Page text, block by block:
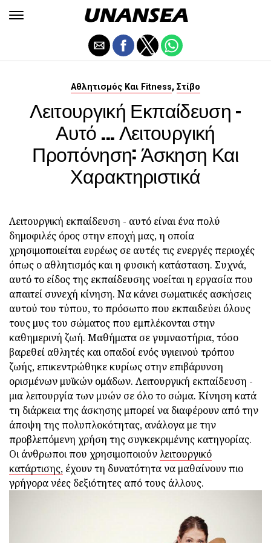
Αθλητισμός Και Fitness, Στίβο
Λειτουργική Εκπαίδευση -
Αυτό ... Λειτουργική
Προπόνηση: Άσκηση Και
Χαρακτηριστικά
Λειτουργική εκπαίδευση - αυτό είναι ένα πολύ
δημοφιλές όρος στην εποχή μας, η οποία
χρησιμοποιείται ευρέως σε αυτές τις ενεργές περιοχές
όπως ο αθλητισμός και η φυσική κατάσταση. Συχνά,
αυτό το είδος της εκπαίδευσης νοείται η εργασία που
απαιτεί συνεχή κίνηση. Να κάνει σωματικές ασκήσεις
αυτού του τύπου, το πρόσωπο που εκπαιδεύει όλους
τους μυς του σώματος που εμπλέκονται στην
καθημερινή ζωή. Μαθήματα σε γυμναστήρια, τόσο
βαρεθεί αθλητές και οπαδοί ενός υγιεινού τρόπου
ζωής, επικεντρώθηκε κυρίως στην επιβάρυνση
ορισμένων μυϊκών ομάδων. Λειτουργική εκπαίδευση -
μια λειτουργία των μυών σε όλο το σώμα. Κίνηση κατά
τη διάρκεια της άσκησης μπορεί να διαφέρουν από την
άποψη της πολυπλοκότητας, ανάλογα με την
προβλεπόμενη χρήση της συγκεκριμένης κατηγορίας.
Οι άνθρωποι που χρησιμοποιούν λειτουργικό
κατάρτισης, έχουν τη δυνατότητα να μαθαίνουν πιο
γρήγορα νέες δεξιότητες από τους άλλους.